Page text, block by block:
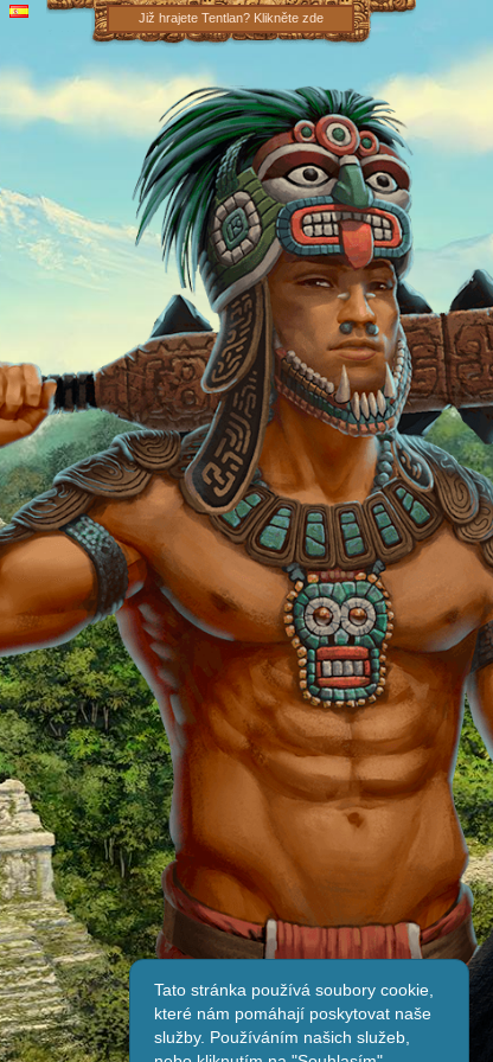
Již hrajete Tentlan? Klikněte zde
Tato stránka používá soubory cookie,
které nám pomáhají poskytovat naše
služby. Používáním našich služeb,